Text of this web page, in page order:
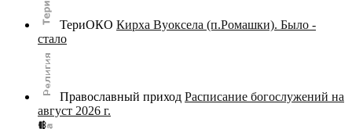
ТериОКО Кирха Вуоксела (п.Ромашки). Было -
стало
Православный приход Расписание богослужений на
август 2026 г.